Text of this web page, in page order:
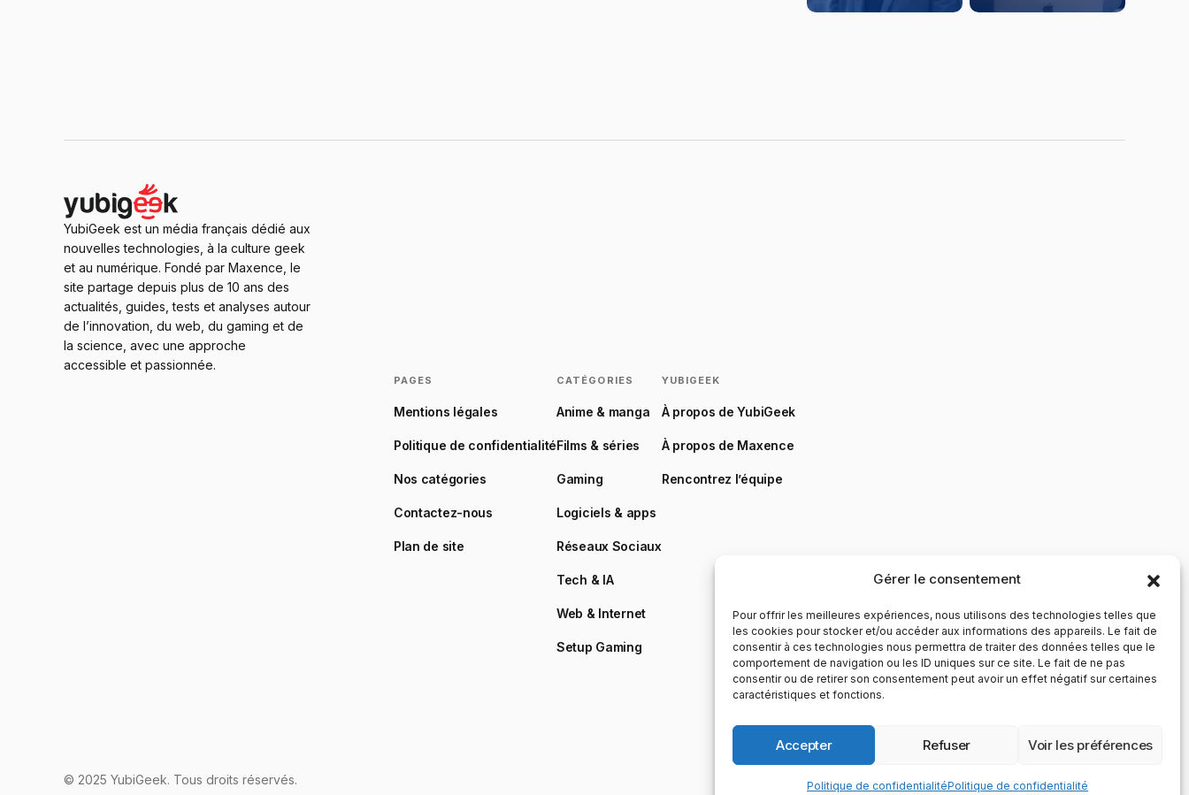
Gérer le consentement
Pour offrir les meilleures expériences, nous utilisons des technologies telles que
les cookies pour stocker et/ou accéder aux informations des appareils. Le fait de
consentir à ces technologies nous permettra de traiter des données telles que le
comportement de navigation ou les ID uniques sur ce site. Le fait de ne pas
consentir ou de retirer son consentement peut avoir un effet négatif sur certaines
caractéristiques et fonctions.
Accepter Refuser Voir les préférences
Politique de confidentialitéPolitique de confidentialité
YubiGeek est un média français dédié aux
nouvelles technologies, à la culture geek
et au numérique. Fondé par Maxence, le
site partage depuis plus de 10 ans des
actualités, guides, tests et analyses autour
de l’innovation, du web, du gaming et de
la science, avec une approche
accessible et passionnée.
PAGES
Mentions légales
Politique de confidentialité
Nos catégories
Contactez-nous
Plan de site
CATÉGORIES
Anime & manga
Films & séries
Gaming
Logiciels & apps
Réseaux Sociaux
Tech & IA
Web & Internet
Setup Gaming
YUBIGEEK
À propos de YubiGeek
À propos de Maxence
Rencontrez l’équipe
© 2025 YubiGeek. Tous droits réservés.